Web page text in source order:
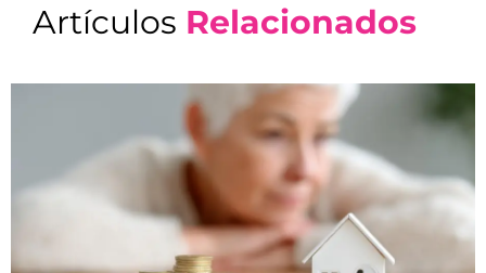
Artículos Relacionados